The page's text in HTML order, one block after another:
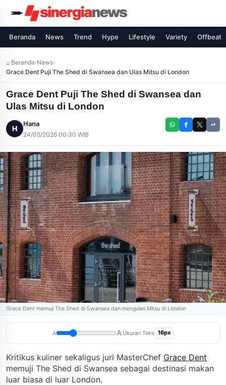
Beranda News Trend Hype Lifestyle Variety Offbeat
⌂ Beranda›News›
Grace Dent Puji The Shed di Swansea dan Ulas Mitsu di London
Grace Dent Puji The Shed di Swansea dan
Ulas Mitsu di London
H
Hana
24/05/2026 00:30 WIB
Grace Dent memuji The Shed di Swansea dan mengulas Mitsu di London
A A Ukuran Teks 16px
Kritikus kuliner sekaligus juri MasterChef Grace Dent
memuji The Shed di Swansea sebagai destinasi makan
luar biasa di luar London.